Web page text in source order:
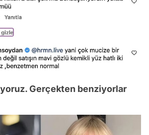
Gerçekten benziyorlar